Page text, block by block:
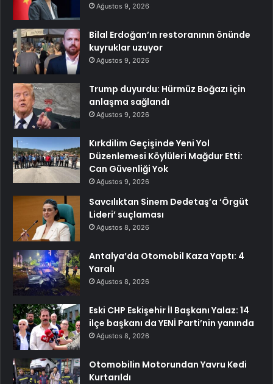
Ağustos 9, 2026
Bilal Erdoğan’ın restoranının önünde
kuyruklar uzuyor
Ağustos 9, 2026
Trump duyurdu: Hürmüz Boğazı için
anlaşma sağlandı
Ağustos 9, 2026
Kırkdilim Geçişinde Yeni Yol
Düzenlemesi Köylüleri Mağdur Etti:
Can Güvenliği Yok
Ağustos 9, 2026
Savcılıktan Sinem Dedetaş’a ‘Örgüt
Lideri’ suçlaması
Ağustos 8, 2026
Antalya’da Otomobil Kaza Yaptı: 4
Yaralı
Ağustos 8, 2026
Eski CHP Eskişehir İl Başkanı Yalaz: 14
ilçe başkanı da YENİ Parti’nin yanında
Ağustos 8, 2026
Otomobilin Motorundan Yavru Kedi
Kurtarıldı